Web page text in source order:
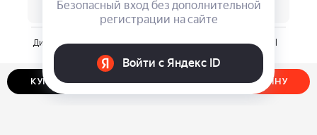
КУПИТЬ В ОДИН КЛИК ДОБАВИТЬ В КОРЗИНУ
Дизайнерские очки Zippo
OB226
3 290
Бритва-шейвер Dewal